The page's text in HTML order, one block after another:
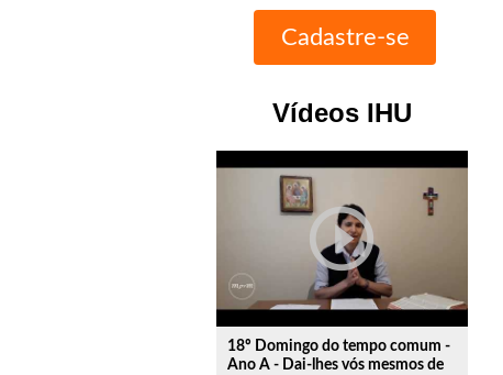
Vídeos IHU
play_circle_outline
18º Domingo do tempo comum -
Ano A - Dai-lhes vós mesmos de